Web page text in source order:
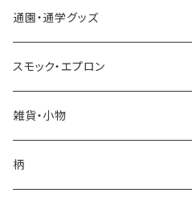
今治ミニタオルハンカチ
合わせミニタオルハンカチ
お弁当箱
カトラリーセット
耐熱コップ
歯ブラシ
通園・通学グッズ
レッスンバッグ
シューズ袋
お着替え袋
スモック・エプロン
スモック
エプロン・三角巾
雑貨・小物
移動ポケット
柄